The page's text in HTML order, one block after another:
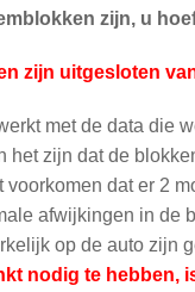
zijn, u
zijn uitgesloten
met de data die
het zijn dat de
voorkomen dat er 2
afwijkingen in de
op de auto zijn
nodig te hebben,